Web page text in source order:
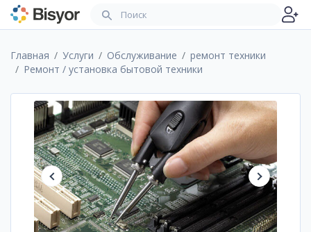
Главная Услуги Обслуживание
ремонт техники
Ремонт / установка бытовой техники